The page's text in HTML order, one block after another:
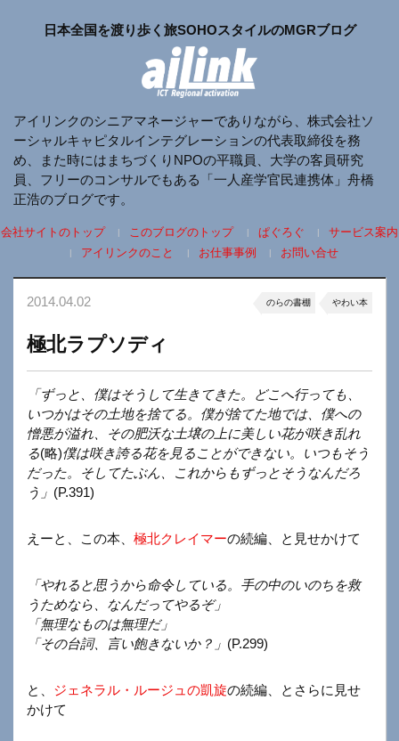
日本全国を渡り歩く旅SOHOスタイルのMGRブログ
アイリンクのシニアマネージャーでありながら、株式会社ソ
ーシャルキャピタルインテグレーションの代表取締役を務
め、また時にはまちづくりNPOの平職員、大学の客員研究
員、フリーのコンサルでもある「一人産学官民連携体」舟橋
正浩のブログです。
会社サイトのトップ このブログのトップ ぱぐろぐ
サービス案内
アイリンクのこと
お仕事事例 お問い合せ
2014.04.02 のらの書棚 やわい本
極北ラプソディ
「ずっと、僕はそうして生きてきた。どこへ行っても、
いつかはその土地を捨てる。僕が捨てた地では、僕への
憎悪が溢れ、その肥沃な土壌の上に美しい花が咲き乱れ
る(略)僕は咲き誇る花を見ることができない。いつもそう
だった。そしてたぶん、これからもずっとそうなんだろ
う」 (P.391)
えーと、この本、 極北クレイマーの続編、と見せかけて
「やれると思うから命令している。手の中のいのちを救
うためなら、なんだってやるぞ」
「無理なものは無理だ」
「その台詞、言い飽きないか？」 (P.299)
と、 ジェネラル・ルージュの凱旋の続編、とさらに見せ
かけて